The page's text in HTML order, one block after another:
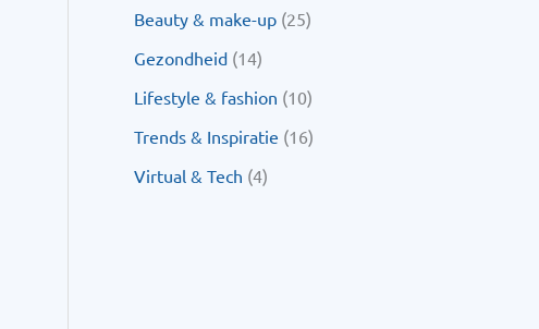
Beauty & make-up (25)
Gezondheid (14)
Lifestyle & fashion (10)
Trends & Inspiratie (16)
Virtual & Tech (4)